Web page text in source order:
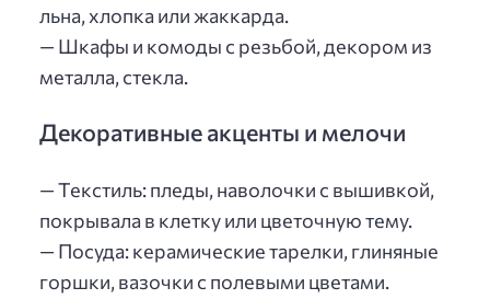
льна, хлопка или жаккарда.
— Шкафы и комоды с резьбой, декором из
металла, стекла.
Декоративные акценты и мелочи
— Текстиль: пледы, наволочки с вышивкой,
покрывала в клетку или цветочную тему.
— Посуда: керамические тарелки, глиняные
горшки, вазочки с полевыми цветами.